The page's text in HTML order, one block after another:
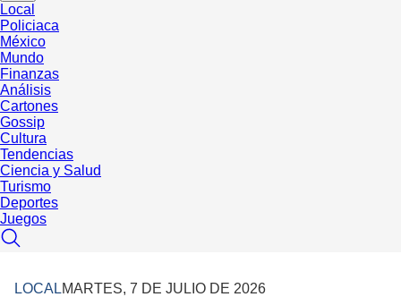
Local
Policiaca
México
Mundo
Finanzas
Análisis
Cartones
Gossip
Cultura
Tendencias
Ciencia y Salud
Turismo
Deportes
Juegos
LOCALMARTES, 7 DE JULIO DE 2026